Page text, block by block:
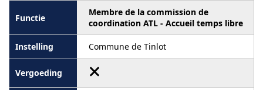
Membre de la commission de
coordination ATL - Accueil temps libre
Commune de Tinlot